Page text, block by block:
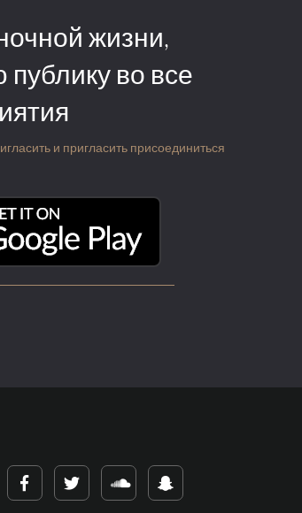
жизни,
во все
и пригласить присоединиться